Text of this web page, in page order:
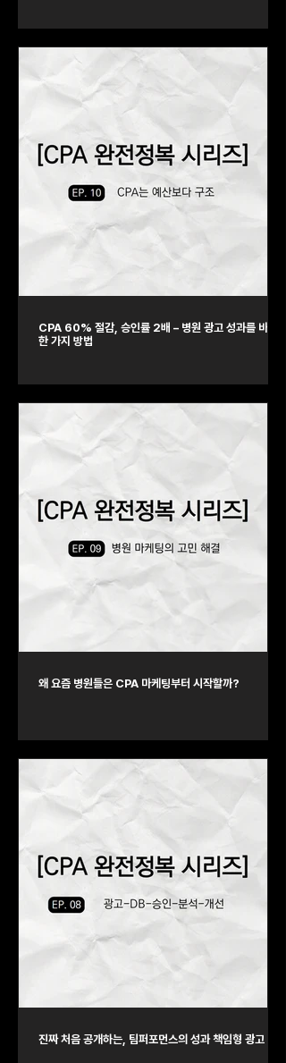
CPA 60% 절감, 승인률 2배 – 병원 광고 성과를 바꾼
한 가지 방법
왜 요즘 병원들은 CPA 마케팅부터 시작할까?
진짜 처음 공개하는, 팀퍼포먼스의 성과 책임형 광고 루프